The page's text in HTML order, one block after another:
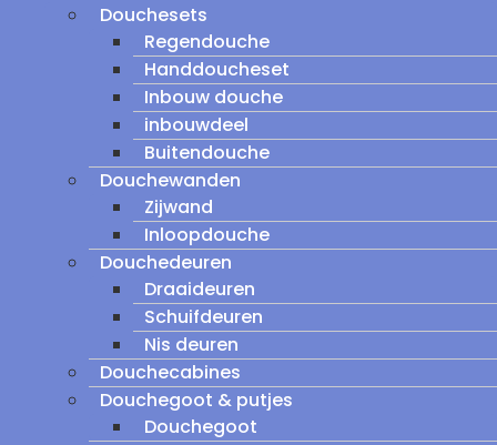
Douchesets
Regendouche
Handdoucheset
Inbouw douche
inbouwdeel
Buitendouche
Douchewanden
Zijwand
Inloopdouche
Douchedeuren
Draaideuren
Schuifdeuren
Nis deuren
Douchecabines
Douchegoot & putjes
Douchegoot